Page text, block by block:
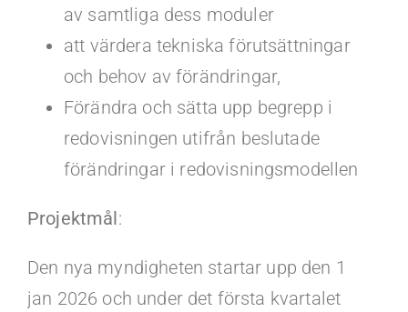
av samtliga dess moduler
att värdera tekniska förutsättningar
och behov av förändringar,
Förändra och sätta upp begrepp i
redovisningen utifrån beslutade
förändringar i redovisningsmodellen
Projektmål:
Den nya myndigheten startar upp den 1
jan 2026 och under det första kvartalet